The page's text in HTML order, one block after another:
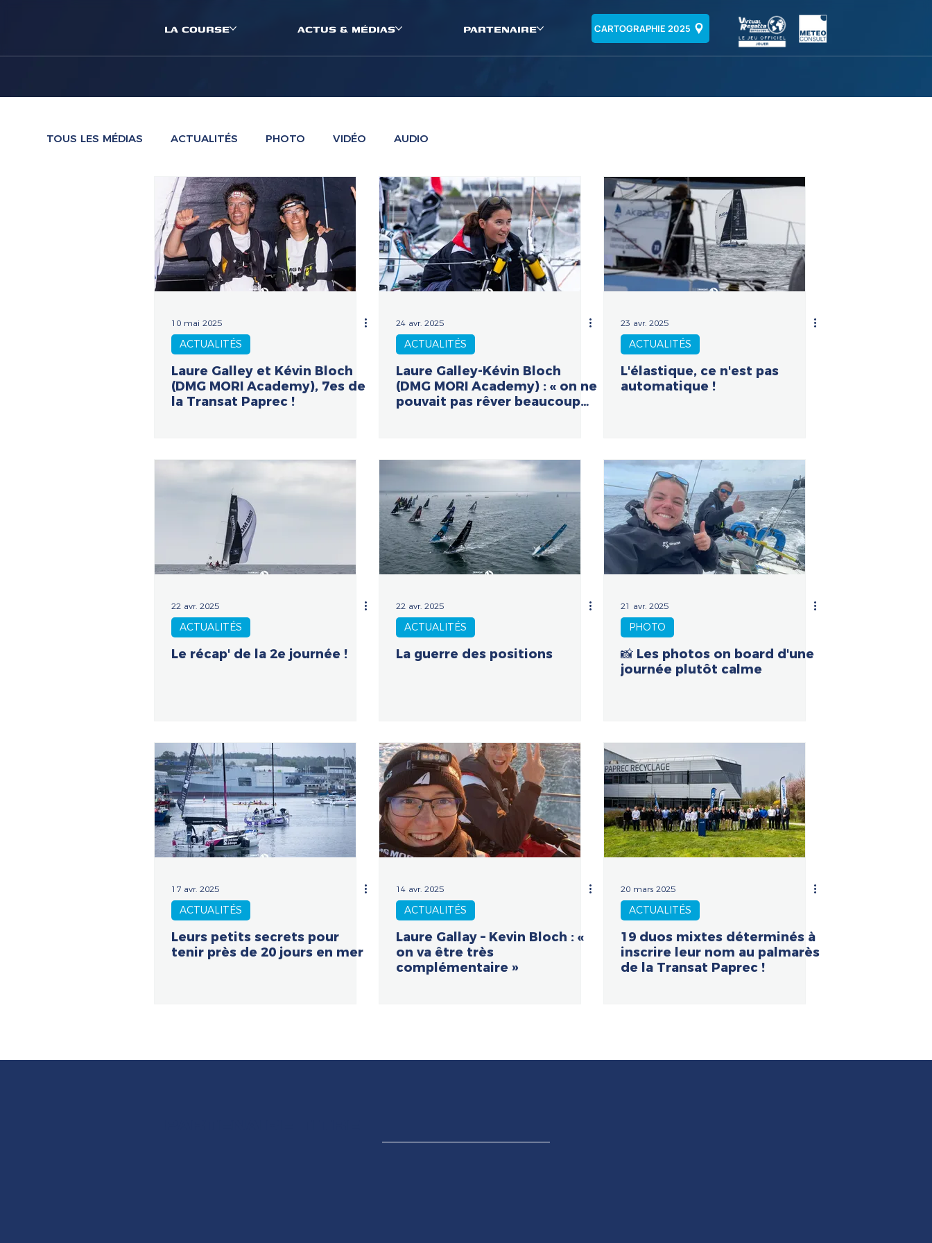
LA COURSE ACTUS & MÉDIAS PARTENAIRE CARTOGRAPHIE 2025
TOUS LES MÉDIAS ACTUALITÉS PHOTO VIDÉO AUDIO
10 mai 2025
ACTUALITÉS
Laure Galley et Kévin Bloch
(DMG MORI Academy), 7es de
la Transat Paprec !
24 avr. 2025
ACTUALITÉS
Laure Galley-Kévin Bloch
(DMG MORI Academy) : « on ne
pouvait pas rêver beaucoup
23 avr. 2025
ACTUALITÉS
L'élastique, ce n'est pas
automatique !
22 avr. 2025
ACTUALITÉS
Le récap' de la 2e journée !
22 avr. 2025
ACTUALITÉS
La guerre des positions
21 avr. 2025
PHOTO
📸 Les photos on board d'une
journée plutôt calme
17 avr. 2025
ACTUALITÉS
Leurs petits secrets pour
tenir près de 20 jours en mer
14 avr. 2025
ACTUALITÉS
Laure Gallay – Kevin Bloch : «
on va être très
complémentaire »
20 mars 2025
ACTUALITÉS
19 duos mixtes déterminés à
inscrire leur nom au palmarès
de la Transat Paprec !